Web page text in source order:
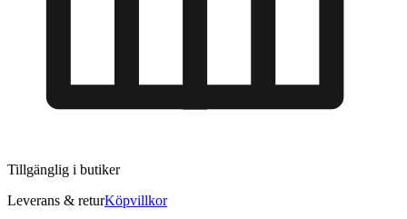
Tillgänglig i butiker
Leverans & returKöpvillkor